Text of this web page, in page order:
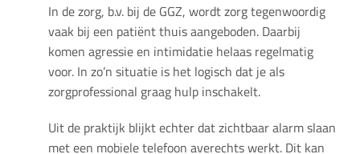
In de zorg, b.v. bij de GGZ, wordt zorg tegenwoordig
vaak bij een patiënt thuis aangeboden. Daarbij
komen agressie en intimidatie helaas regelmatig
voor. In zo’n situatie is het logisch dat je als
zorgprofessional graag hulp inschakelt.
Uit de praktijk blijkt echter dat zichtbaar alarm slaan
met een mobiele telefoon averechts werkt. Dit kan